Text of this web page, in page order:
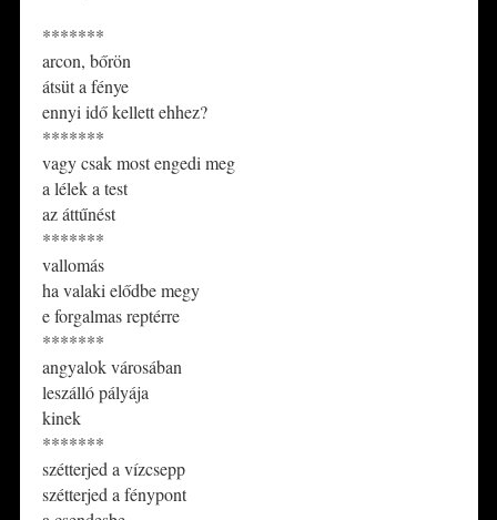
*******
arcon, bőrön
átsüt a fénye
ennyi idő kellett ehhez?
*******
vagy csak most engedi meg
a lélek a test
az áttűnést
*******
vallomás
ha valaki elődbe megy
e forgalmas reptérre
*******
angyalok városában
leszálló pályája
kinek
*******
szétterjed a vízcsepp
szétterjed a fénypont